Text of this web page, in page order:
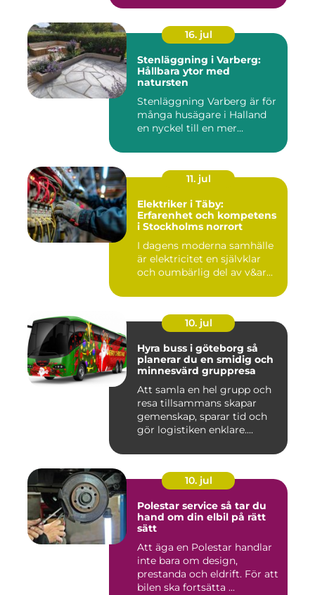
16. jul
Stenläggning i Varberg:
Hållbara ytor med
natursten
Stenläggning Varberg är för
många husägare i Halland
en nyckel till en mer...
11. jul
Elektriker i Täby:
Erfarenhet och kompetens
i Stockholms norrort
I dagens moderna samhälle
är elektricitet en självklar
och oumbärlig del av v&ar...
10. jul
Hyra buss i göteborg så
planerar du en smidig och
minnesvärd gruppresa
Att samla en hel grupp och
resa tillsammans skapar
gemenskap, sparar tid och
gör logistiken enklare....
10. jul
Polestar service så tar du
hand om din elbil på rätt
sätt
Att äga en Polestar handlar
inte bara om design,
prestanda och eldrift. För att
bilen ska fortsätta ...